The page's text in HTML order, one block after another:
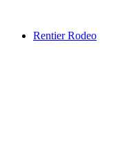
Rentier Rodeo